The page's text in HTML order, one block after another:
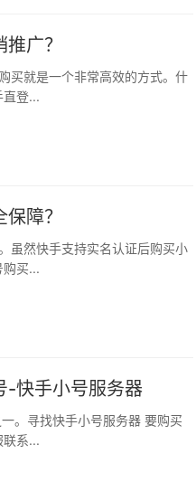
广？
直登...
障？
购买...
-快手小号服务器
联系...